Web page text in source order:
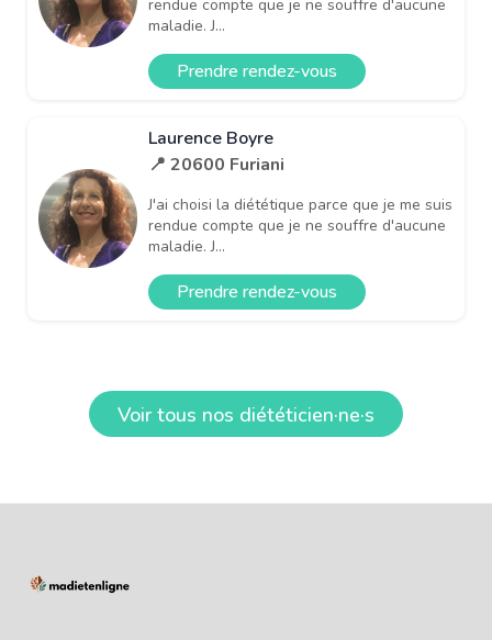
rendue compte que je ne souffre d'aucune
maladie. J...
Prendre rendez-vous
Laurence Boyre
📍 20600 Furiani
J'ai choisi la diététique parce que je me suis
rendue compte que je ne souffre d'aucune
maladie. J...
Prendre rendez-vous
Voir tous nos diététicien·ne·s